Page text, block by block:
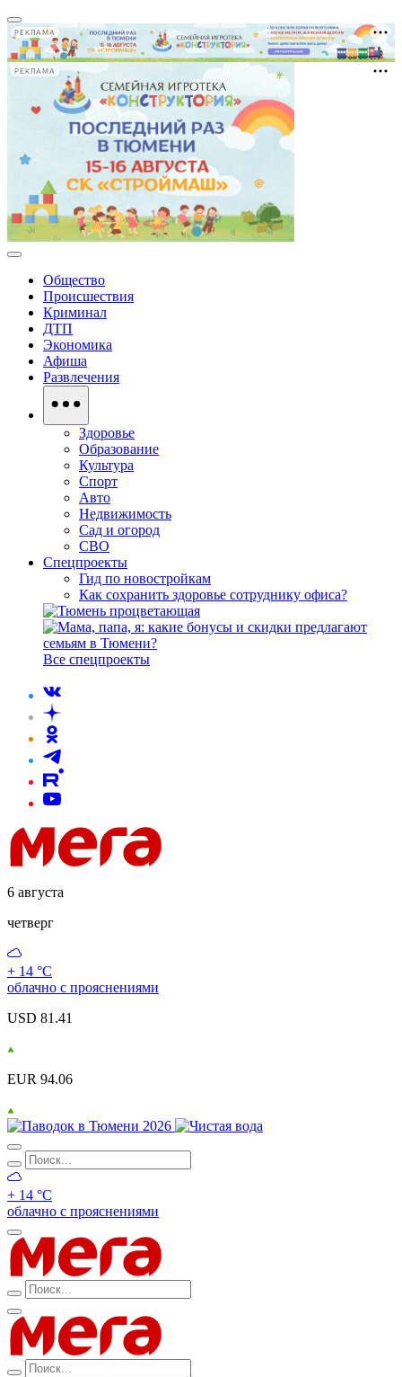
РЕКЛАМА
РЕКЛАМА
Общество
Происшествия
Криминал
ДТП
Экономика
Афиша
Развлечения
Здоровье
Образование
Культура
Спорт
Авто
Недвижимость
Сад и огород
СВО
Спецпроекты
Гид по новостройкам
Как сохранить здоровье сотруднику офиса?
Все спецпроекты
6 августа
четверг
+ 14 °С
облачно с прояснениями
USD 81.41
EUR 94.06
+ 14 °С
облачно с прояснениями